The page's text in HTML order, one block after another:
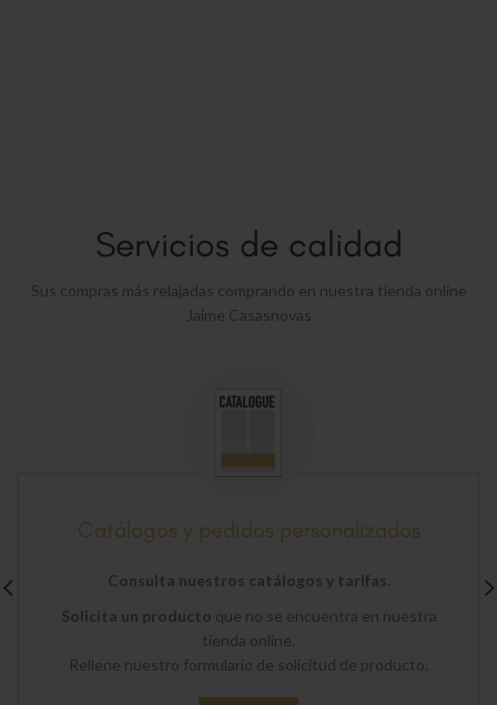
Servicios de calidad
Sus compras más relajadas comprando en nuestra tienda online
Jaime Casasnovas
Catálogos y pedidos personalizados
Consulta nuestros catálogos y tarifas.
Solicita un producto que no se encuentra en nuestra
tienda online.
Rellene nuestro formulario de solicitud de producto.